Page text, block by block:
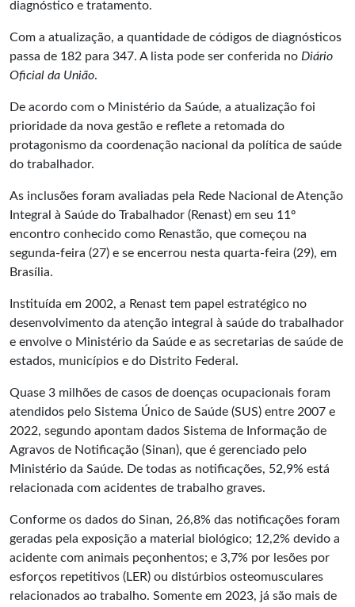
diagnóstico e tratamento.
Com a atualização, a quantidade de códigos de diagnósticos
passa de 182 para 347. A lista pode ser conferida no Diário
Oficial da União.
De acordo com o Ministério da Saúde, a atualização foi
prioridade da nova gestão e reflete a retomada do
protagonismo da coordenação nacional da política de saúde
do trabalhador.
As inclusões foram avaliadas pela Rede Nacional de Atenção
Integral à Saúde do Trabalhador (Renast) em seu 11º
encontro conhecido como Renastão, que começou na
segunda-feira (27) e se encerrou nesta quarta-feira (29), em
Brasília.
Instituída em 2002, a Renast tem papel estratégico no
desenvolvimento da atenção integral à saúde do trabalhador
e envolve o Ministério da Saúde e as secretarias de saúde de
estados, municípios e do Distrito Federal.
Quase 3 milhões de casos de doenças ocupacionais foram
atendidos pelo Sistema Único de Saúde (SUS) entre 2007 e
2022, segundo apontam dados Sistema de Informação de
Agravos de Notificação (Sinan), que é gerenciado pelo
Ministério da Saúde. De todas as notificações, 52,9% está
relacionada com acidentes de trabalho graves.
Conforme os dados do Sinan, 26,8% das notificações foram
geradas pela exposição a material biológico; 12,2% devido a
acidente com animais peçonhentos; e 3,7% por lesões por
esforços repetitivos (LER) ou distúrbios osteomusculares
relacionados ao trabalho. Somente em 2023, já são mais de